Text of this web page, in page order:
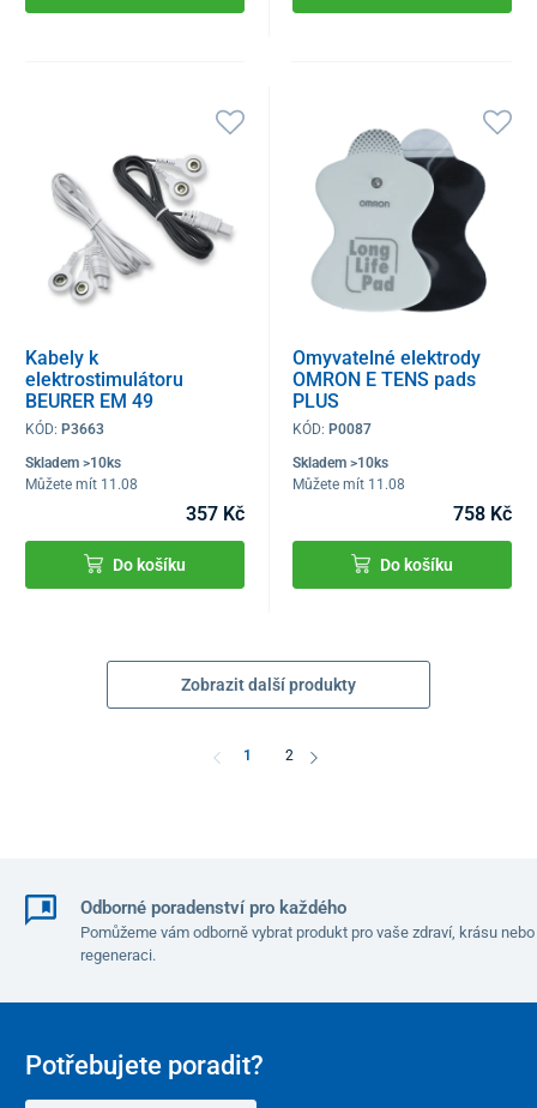
Kabely k
elektrostimulátoru
BEURER EM 49
KÓD: P3663
Skladem >10ks
Můžete mít 11.08
357 Kč
Do košíku
Omyvatelné elektrody
OMRON E TENS pads
PLUS
KÓD: P0087
Skladem >10ks
Můžete mít 11.08
758 Kč
Do košíku
Zobrazit další produkty
1 2
Odborné poradenství pro každého
Pomůžeme vám odborně vybrat produkt pro vaše zdraví, krásu nebo
regeneraci.
Potřebujete poradit?